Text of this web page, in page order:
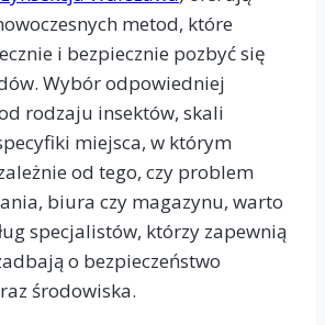
metod, które
i bezpiecznie pozbyć się
Wybór odpowiedniej
rodzaju insektów, skali
miejsca, w którym
od tego, czy problem
biura czy magazynu, warto
specjalistów, którzy zapewnią
o bezpieczeństwo
środowiska.